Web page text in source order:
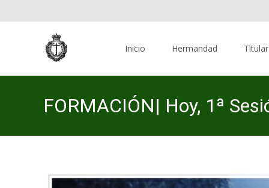
Inicio Hermandad
FORMACIÓN| Hoy, 1ª